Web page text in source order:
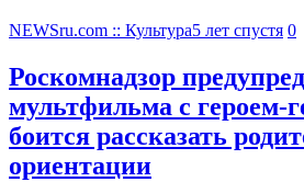
NEWSru.com :: Культура5 лет спустя 0
Роскомнадзор
мультфильма c героем-
боится рассказать
ориентации